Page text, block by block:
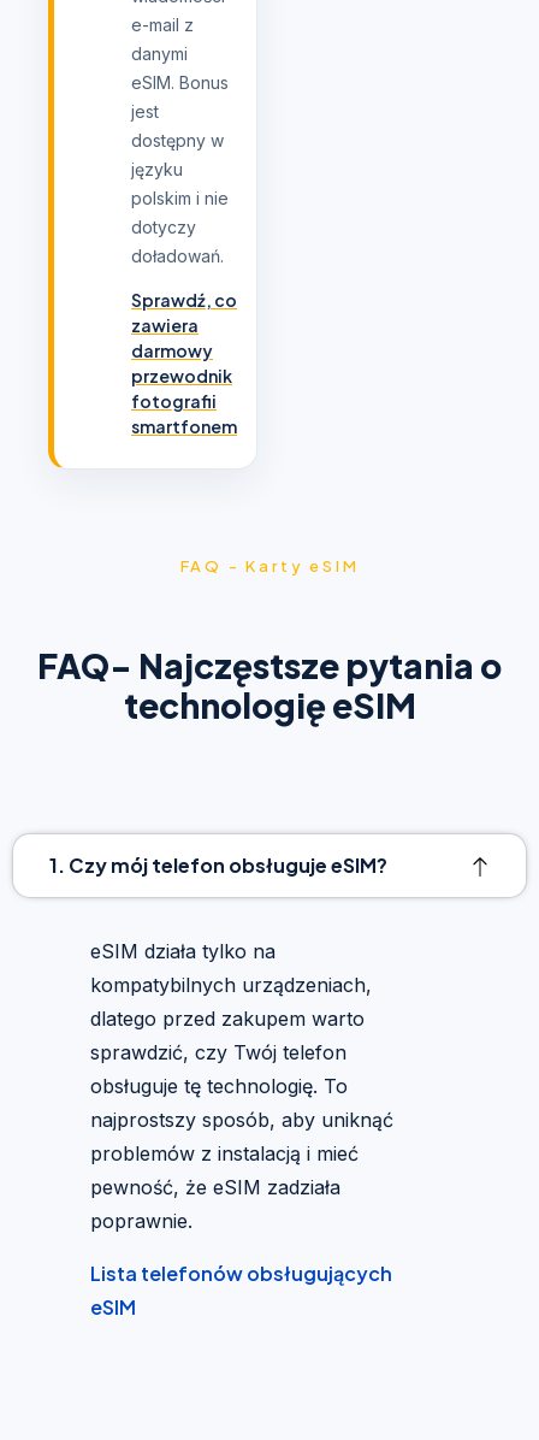
e-mail z
danymi
eSIM. Bonus
jest
dostępny w
języku
polskim i nie
dotyczy
doładowań.
Sprawdź, co
zawiera
darmowy
przewodnik
fotografii
smartfonem
FAQ - Karty eSIM
FAQ- Najczęstsze pytania o
technologię eSIM
1. Czy mój telefon obsługuje eSIM?
eSIM działa tylko na
kompatybilnych urządzeniach,
dlatego przed zakupem warto
sprawdzić, czy Twój telefon
obsługuje tę technologię. To
najprostszy sposób, aby uniknąć
problemów z instalacją i mieć
pewność, że eSIM zadziała
poprawnie.
Lista telefonów obsługujących
eSIM